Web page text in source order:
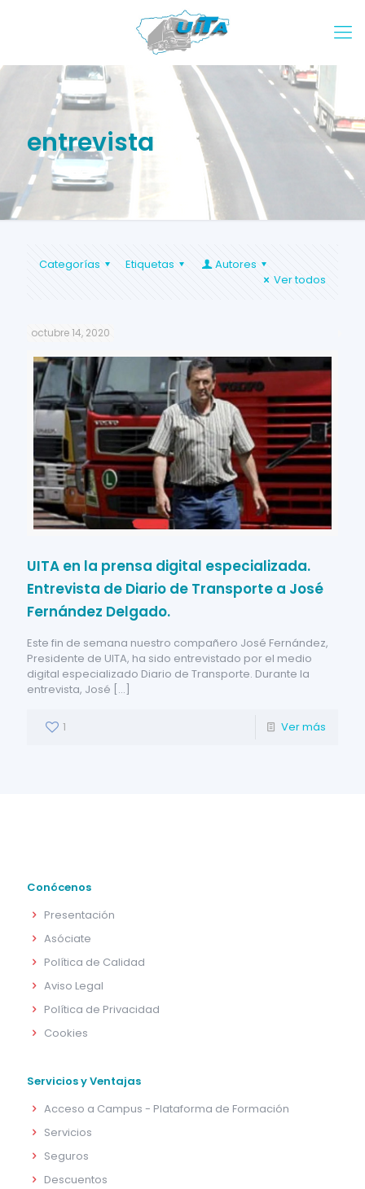
entrevista
Categorías Etiquetas
Autores
Ver todos
octubre 14, 2020
UITA en la prensa digital especializada.
Entrevista de Diario de Transporte a José
Fernández Delgado.
Este fin de semana nuestro compañero José Fernández,
Presidente de UITA, ha sido entrevistado por el medio
digital especializado Diario de Transporte. Durante la
entrevista, José […]
1 Ver más
Conócenos
Presentación
Asóciate
Política de Calidad
Aviso Legal
Política de Privacidad
Cookies
Servicios y Ventajas
Acceso a Campus - Plataforma de Formación
Servicios
Seguros
Descuentos